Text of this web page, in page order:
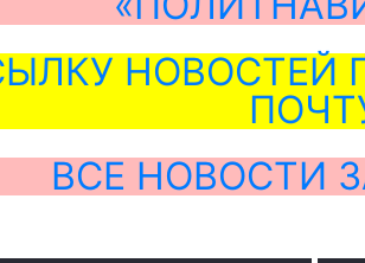
НОВОСТЕЙ
ВСЕ НОВОСТИ